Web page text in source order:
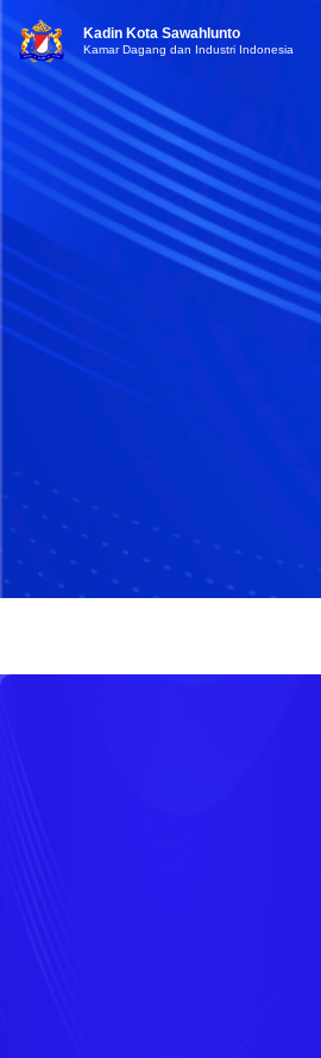
Kadin Kota Sawahlunto
Kamar Dagang dan Industri Indonesia